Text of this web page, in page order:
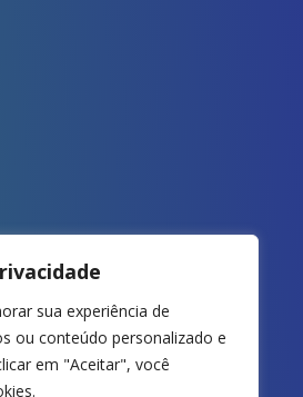
sua experiência de
ou conteúdo personalizado e
em "Aceitar", você